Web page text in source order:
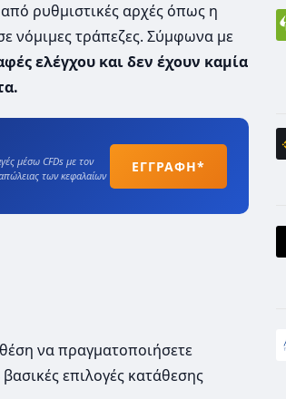
ρυθμιστικές αρχές όπως η
νόμιμες τράπεζες. Σύμφωνα με
ελέγχου και δεν έχουν καμία
μέσω CFDs με τον
των κεφαλαίων
ΕΓΓΡΑΦΗ*
να πραγματοποιήσετε
επιλογές κατάθεσης